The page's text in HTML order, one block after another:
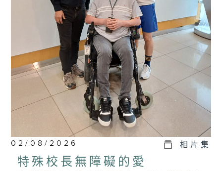
02/08/2026 相片集
特殊校長無障礙的愛